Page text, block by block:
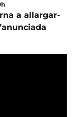
a allargar-